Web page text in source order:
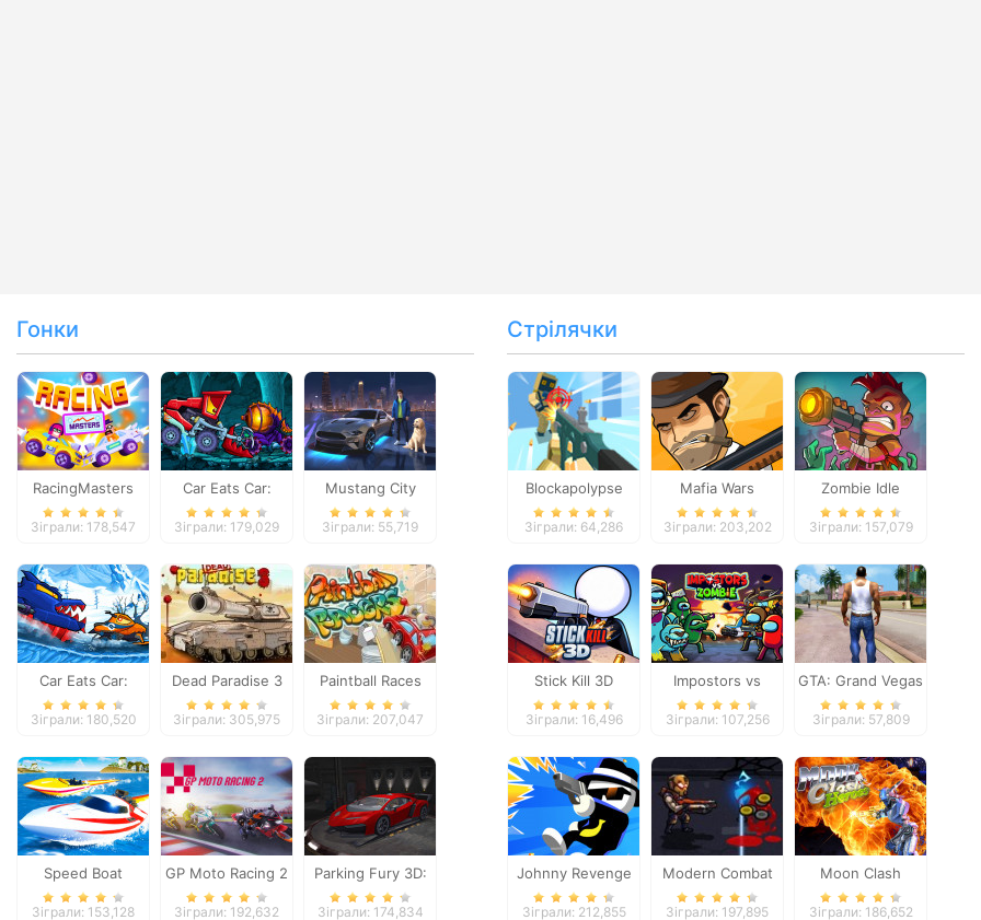
Гонки
RacingMasters
Зіграли: 178,547
Car Eats Car:
Dungeon
Adventure
Зіграли: 179,029
Mustang City
Driver
Зіграли: 55,719
Car Eats Car:
Winter Adventure
Зіграли: 180,520
Dead Paradise 3
Зіграли: 305,975
Paintball Races
Зіграли: 207,047
Speed Boat
Extreme Racing
Зіграли: 153,128
GP Moto Racing 2
Зіграли: 192,632
Parking Fury 3D:
Night Thief
Зіграли: 174,834
Стрілячки
Blockapolypse
Zombie Shooter
Зіграли: 64,286
Mafia Wars
Зіграли: 203,202
Zombie Idle
Defense Online
Зіграли: 157,079
Stick Kill 3D
Зіграли: 16,496
Impostors vs
Zombies: Survival
Зіграли: 107,256
GTA: Grand Vegas
Crime
Зіграли: 57,809
Johnny Revenge
Зіграли: 212,855
Modern Combat
Defense
Зіграли: 197,895
Moon Clash
Heroes
Зіграли: 186,652